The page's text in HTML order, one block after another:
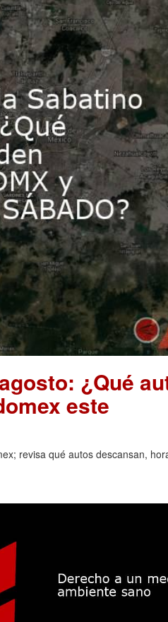
¿Qué
este
revisa qué autos descansan,